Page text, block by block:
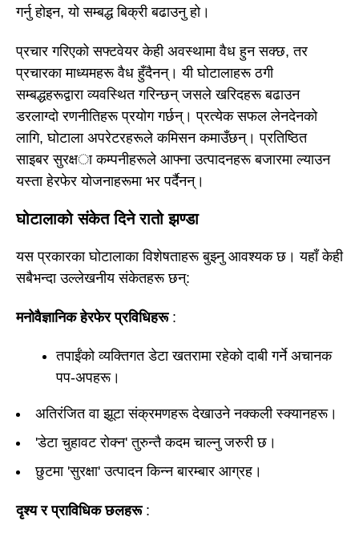
गर्नु होइन, यो सम्बद्ध बिक्री बढाउनु हो।
प्रचार गरिएको सफ्टवेयर केही अवस्थामा वैध हुन सक्छ, तर
प्रचारका माध्यमहरू वैध हुँदैनन्। यी घोटालाहरू ठगी
सम्बद्धहरूद्वारा व्यवस्थित गरिन्छन् जसले खरिदहरू बढाउन
डरलाग्दो रणनीतिहरू प्रयोग गर्छन्। प्रत्येक सफल लेनदेनको
लागि, घोटाला अपरेटरहरूले कमिसन कमाउँछन्। प्रतिष्ठित
साइबर सुरक्षा कम्पनीहरूले आफ्ना उत्पादनहरू बजारमा ल्याउन
यस्ता हेरफेर योजनाहरूमा भर पर्दैनन्।
घोटालाको संकेत दिने रातो झण्डा
यस प्रकारका घोटालाका विशेषताहरू बुझ्नु आवश्यक छ। यहाँ केही
सबैभन्दा उल्लेखनीय संकेतहरू छन्:
मनोवैज्ञानिक हेरफेर प्रविधिहरू:
तपाईंको व्यक्तिगत डेटा खतरामा रहेको दाबी गर्ने अचानक
पप-अपहरू।
अतिरंजित वा झूटा संक्रमणहरू देखाउने नक्कली स्क्यानहरू।
'डेटा चुहावट रोक्न' तुरुन्तै कदम चाल्नु जरुरी छ।
छुटमा 'सुरक्षा' उत्पादन किन्न बारम्बार आग्रह।
दृश्य र प्राविधिक छलहरू: